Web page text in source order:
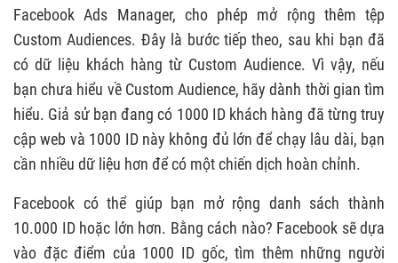
Facebook Ads Manager, cho phép mở rộng thêm tệp
Custom Audiences. Đây là bước tiếp theo, sau khi bạn đã
có dữ liệu khách hàng từ Custom Audience. Vì vậy, nếu
bạn chưa hiểu về Custom Audience, hãy dành thời gian tìm
hiểu. Giả sử bạn đang có 1000 ID khách hàng đã từng truy
cập web và 1000 ID này không đủ lớn để chạy lâu dài, bạn
cần nhiều dữ liệu hơn để có một chiến dịch hoàn chỉnh.
Facebook có thể giúp bạn mở rộng danh sách thành
10.000 ID hoặc lớn hơn. Bằng cách nào? Facebook sẽ dựa
vào đặc điểm của 1000 ID gốc, tìm thêm những người